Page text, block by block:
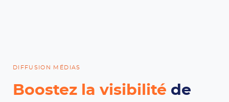
DIFFUSION MÉDIAS
Boostez la visibilité de